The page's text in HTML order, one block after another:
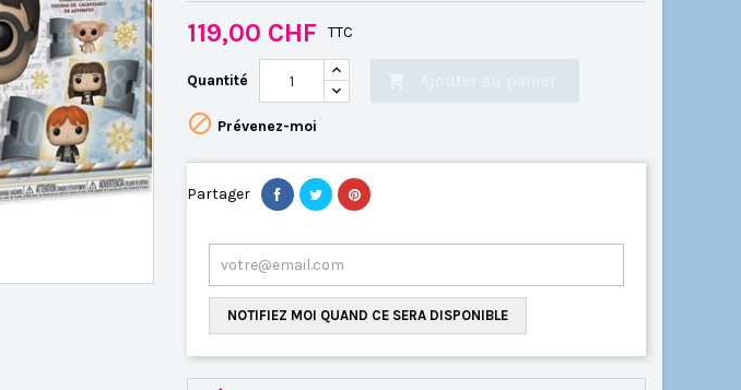
119,00 CHF TTC
Quantité
 Prévenez-moi
Partager
NOTIFIEZ MOI QUAND CE SERA DISPONIBLE